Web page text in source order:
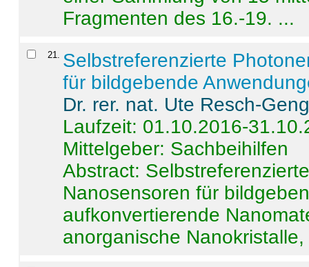
Fragmenten des 16.-19. ...
21
Selbstreferenzierte
für bildgebende
Dr. rer. nat. Ute Resch-
Laufzeit: 01.10.2016-
Mittelgeber: Sachbeihilfen
Abstract:
Nanosensoren für
aufkonvertierende
anorganische